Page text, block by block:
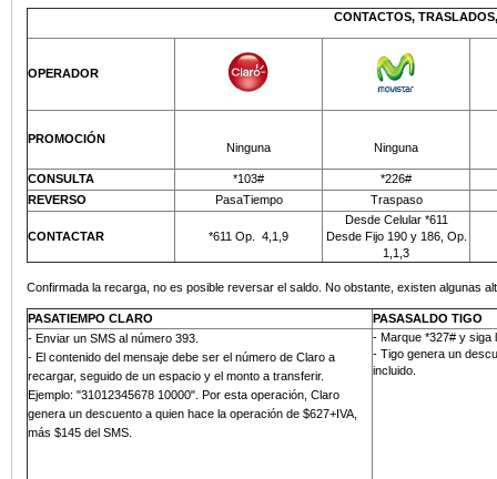
CONTACTOS,
OPERADOR
PROMOCIÓN
Ninguna Ninguna
CONSULTA *103#
*226#
REVERSO
PasaTiempo Traspaso
CONTACTAR *611 Op. 4,1,9
Desde Celular *611
Desde Fijo 190 y 186, Op.
1,1,3
Confirmada la recarga, no es posible reversar el saldo. No obstante, existen algunas
PASATIEMPO CLARO
PASASALDO TIGO
- Enviar un SMS al número 393
- El contenido del mensaje debe ser el número de Claro a
recargar, seguido de un espacio y el monto a transferir.
Ejemplo: "31012345678 10000". Por esta operación, Claro
genera un descuento a quien hace la operación de $627+IVA,
más $145 del SMS
- Marque *327# y siga
- Tigo genera un
incluido.